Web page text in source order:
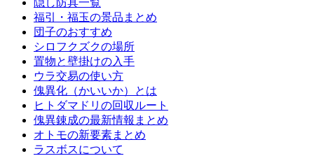
隠し防具一覧
福引・福玉の景品まとめ
団子のおすすめ
シロフクズクの場所
置物と壁掛けの入手
ウラ交易の使い方
傀異化（かいいか）とは
ヒトダマドリの回収ルート
傀異錬成の最新情報まとめ
オトモの新要素まとめ
ラスボスについて